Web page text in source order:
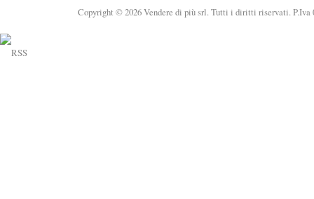
Copyright © 2026 Vendere di più srl. Tutti i diritti riservati. P.Iva